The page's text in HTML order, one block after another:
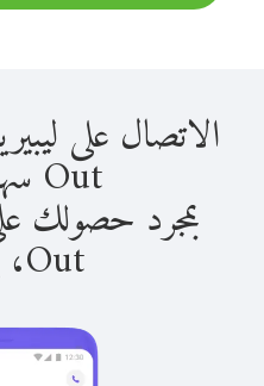
Out سهل للغاية.
Out، يمكنك: